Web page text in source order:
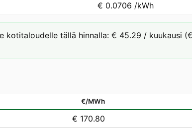
€ 0.0706 /kWh
tällä hinnalla: € 45.29 / kuukausi
€/MWh
€ 170.80